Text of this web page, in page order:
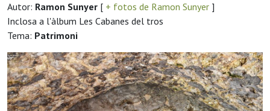
Autor: Ramon Sunyer [ + fotos de Ramon Sunyer ]
Inclosa a l'àlbum Les Cabanes del tros
Tema: Patrimoni